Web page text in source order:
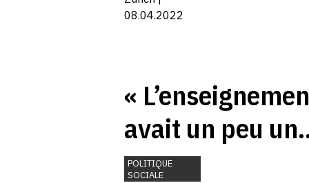
législateur»
INDUSTRIE
MATIÈRES
08.04.2022
«
avait un peu
place à part »
POLITIQUE
SOCIALE